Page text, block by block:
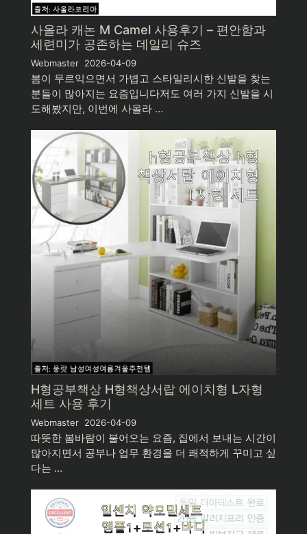
사올라 캐논 M Camel 사용후기 – 편안함과
세련미가 공존하는 데일리 슈즈
Webmaster 2026-04-09
봄이 무르익으면서 가볍고 스타일리시한 신발을 찾는
분들이 많아지는 요즘입니다저도 여러 가지 신발을 시
도해봤지만, 이번에 사올라 …
H형공부책상 H형책상서랍 에이치형 L자형
세트 사용 후기
Webmaster 2026-04-09
따뜻한 봄바람이 불어오는 요즘, 집에서 보내는 시간이
많아지면서 공부나 업무 환경을 더 쾌적하게 꾸미고 싶
다는 …